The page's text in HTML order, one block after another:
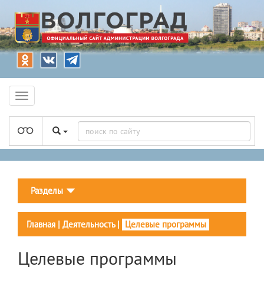
Разделы
Главная | Деятельность| Целевые программы
Целевые программы